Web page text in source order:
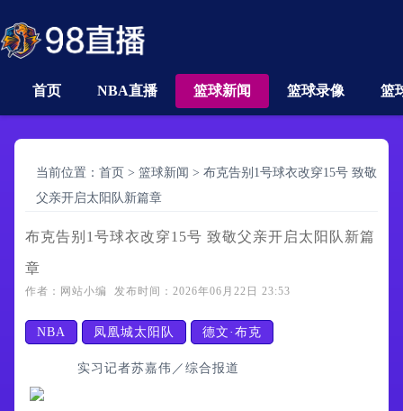
首页 NBA直播 篮球新闻 篮球录像 篮
当前位置： 首页 > 篮球新闻 > 布克告别1号球衣改穿15号 致敬
父亲开启太阳队新篇章
布克告别1号球衣改穿15号 致敬父亲开启太阳队新篇
章
作者：网站小编 发布时间：2026年06月22日 23:53
NBA 凤凰城太阳队 德文·布克
实习记者苏嘉伟／综合报道